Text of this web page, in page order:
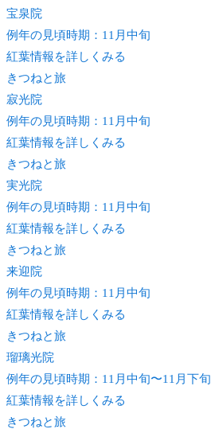
宝泉院
例年の見頃時期：11月中旬
紅葉情報を詳しくみる
きつねと旅
寂光院
例年の見頃時期：11月中旬
紅葉情報を詳しくみる
きつねと旅
実光院
例年の見頃時期：11月中旬
紅葉情報を詳しくみる
きつねと旅
来迎院
例年の見頃時期：11月中旬
紅葉情報を詳しくみる
きつねと旅
瑠璃光院
例年の見頃時期：11月中旬〜11月下旬
紅葉情報を詳しくみる
きつねと旅